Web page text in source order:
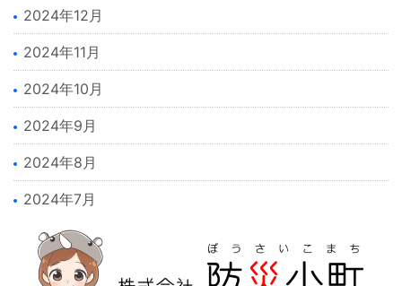
2024年12月
2024年11月
2024年10月
2024年9月
2024年8月
2024年7月